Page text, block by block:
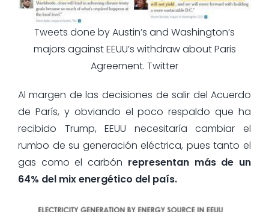
Tweets done by Austin’s and Washington’s
majors against EEUU’s withdraw about Paris
Agreement. Twitter
Al margen de las decisiones de salir del Acuerdo
de París, y obviando el poco respaldo que ha
recibido Trump, EEUU necesitaría cambiar el
rumbo de su generación eléctrica, pues tanto el
gas como el carbón representan más de un
64% del mix energético del país.